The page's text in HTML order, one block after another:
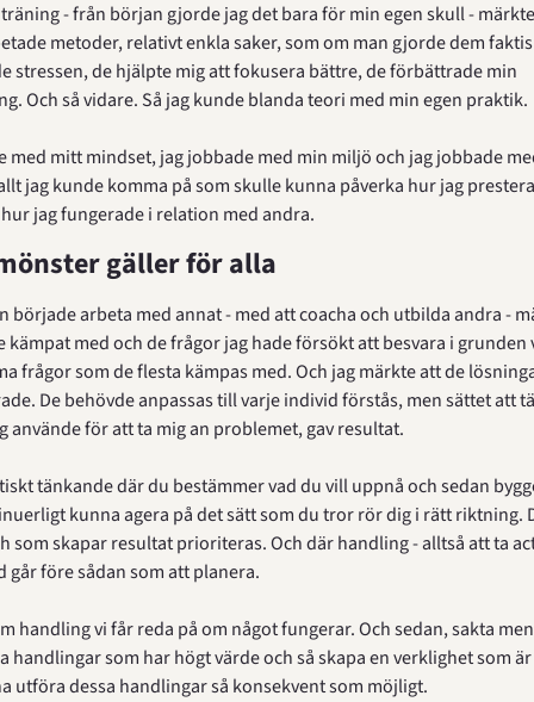
- från början gjorde jag det bara för min egen skull -
metoder, relativt enkla saker, som om man gjorde dem
stressen, de hjälpte mig att fokusera bättre, de förbättrade min
Och så vidare. Så jag kunde blanda teori med min egen praktik.
med mitt mindset, jag jobbade med min miljö och jag jobbade
jag kunde komma på som skulle kunna påverka hur jag
jag fungerade i relation med andra.
gäller för alla
började arbeta med annat - med att coacha och utbilda andra -
kämpat med och de frågor jag hade försökt att besvara i grunden
frågor som de flesta kämpas med. Och jag märkte att de
De behövde anpassas till varje individ förstås, men sättet att
använde för att ta mig an problemet, gav resultat.
tänkande där du bestämmer vad du vill uppnå och sedan
kunna agera på det sätt som du tror rör dig i rätt riktning.
som skapar resultat prioriteras. Och där handling - alltså att ta
går före sådan som att planera.
handling vi får reda på om något fungerar. Och sedan, sakta
handlingar som har högt värde och så skapa en verklighet som
utföra dessa handlingar så konsekvent som möjligt.